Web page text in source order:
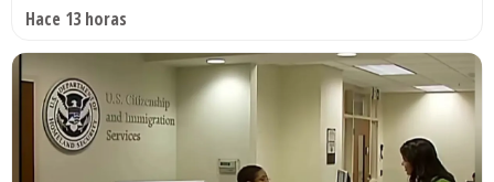
Hace 13 horas